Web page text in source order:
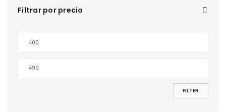
Filtrar por precio
FILTER